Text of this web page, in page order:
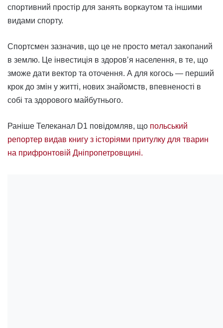
спортивний простір для занять воркаутом та іншими
видами спорту.
Спортсмен зазначив, що це не просто метал закопаний
в землю. Це інвестиція в здоровʼя населення, в те, що
зможе дати вектор та оточення. А для когось — перший
крок до змін у житті, нових знайомств, впевненості в
собі та здорового майбутнього.
Раніше Телеканал D1 повідомляв, що польський
репортер видав книгу з історіями притулку для тварин
на прифронтовій Дніпропетровщині.